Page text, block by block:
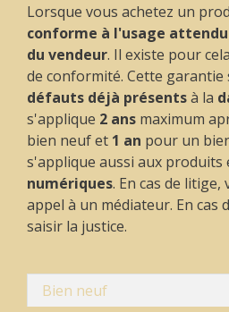
Lorsque vous achetez un
conforme à l'usage attendu
du vendeur. Il existe pour
de conformité. Cette garantie
défauts déjà présentsà la
s'applique 2 ans maximum
bien neuf et 1 an pour un
s'applique aussi aux produits
numériques. En cas de
appel à un médiateur. En cas
saisir la justice.
Bien neuf